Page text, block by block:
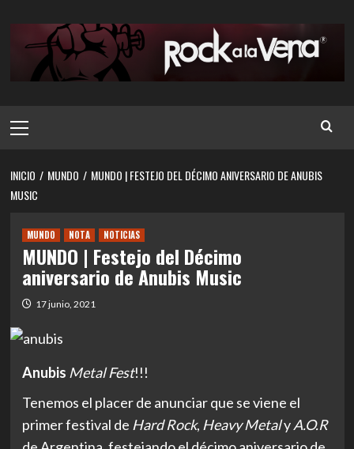
contenido
principal
INICIO MUNDO
MUNDO | FESTEJO DEL DÉCIMO ANIVERSARIO DE ANUBIS
MUSIC
MUNDO NOTA NOTICIAS
MUNDO | Festejo del Décimo
aniversario de Anubis Music
17 junio, 2021
Anubis Metal Fest!!!
Tenemos el placer de anunciar que se viene el
primer festival de Hard Rock, Heavy MetalyA.O.R